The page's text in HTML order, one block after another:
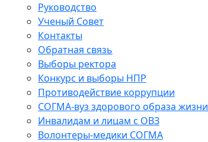
Руководство
Ученый Совет
Контакты
Обратная связь
Выборы ректора
Конкурс и выборы НПР
Противодействие коррупции
СОГМА-вуз здорового образа жизни
Инвалидам и лицам с ОВЗ
Волонтеры-медики СОГМА